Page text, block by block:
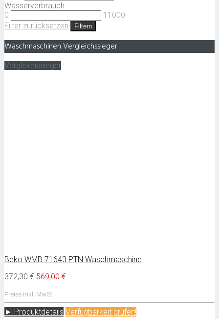
Wasserverbrauch
0
11000
Filter zurücksetzen
Filtern
Waschmaschinen Vergleichssieger
Vergleichssieger
Beko WMB 71643 PTN Waschmaschine
372,30 € 569,00 €
Preise inkl. MwSt
► Produktdetails Verfügbarkeit prüfen!